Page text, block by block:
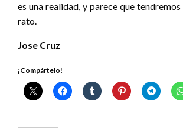
es una realidad, y parece que
rato.
Jose Cruz
¡Compártelo!